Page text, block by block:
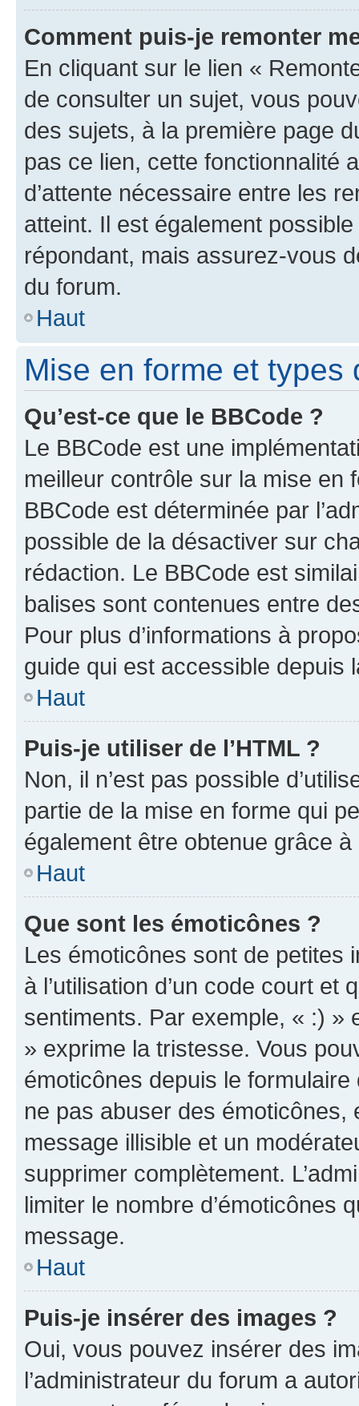
Comment puis-je remonter
En cliquant sur le lien «
de consulter un sujet, vous
des sujets, à la première page
pas ce lien, cette fonctionnalité
d’attente nécessaire entre les
atteint. Il est également
répondant, mais assurez-vous
du forum.
Haut
Mise en forme et types
Qu’est-ce que le BBCode ?
Le BBCode est une
meilleur contrôle sur la mise en
BBCode est déterminée par
possible de la désactiver sur
rédaction. Le BBCode est
balises sont contenues entre
Pour plus d’informations à
guide qui est accessible depuis
Haut
Puis-je utiliser de l’HTML ?
Non, il n’est pas possible
partie de la mise en forme qui
également être obtenue grâce à
Haut
Que sont les émoticônes ?
Les émoticônes sont de petites
à l’utilisation d’un code court et
sentiments. Par exemple, « :) »
» exprime la tristesse. Vous
émoticônes depuis le
ne pas abuser des
message illisible et un
supprimer complètement.
limiter le nombre d’émoticônes
message.
Haut
Puis-je insérer des images ?
Oui, vous pouvez insérer des
l’administrateur du forum a